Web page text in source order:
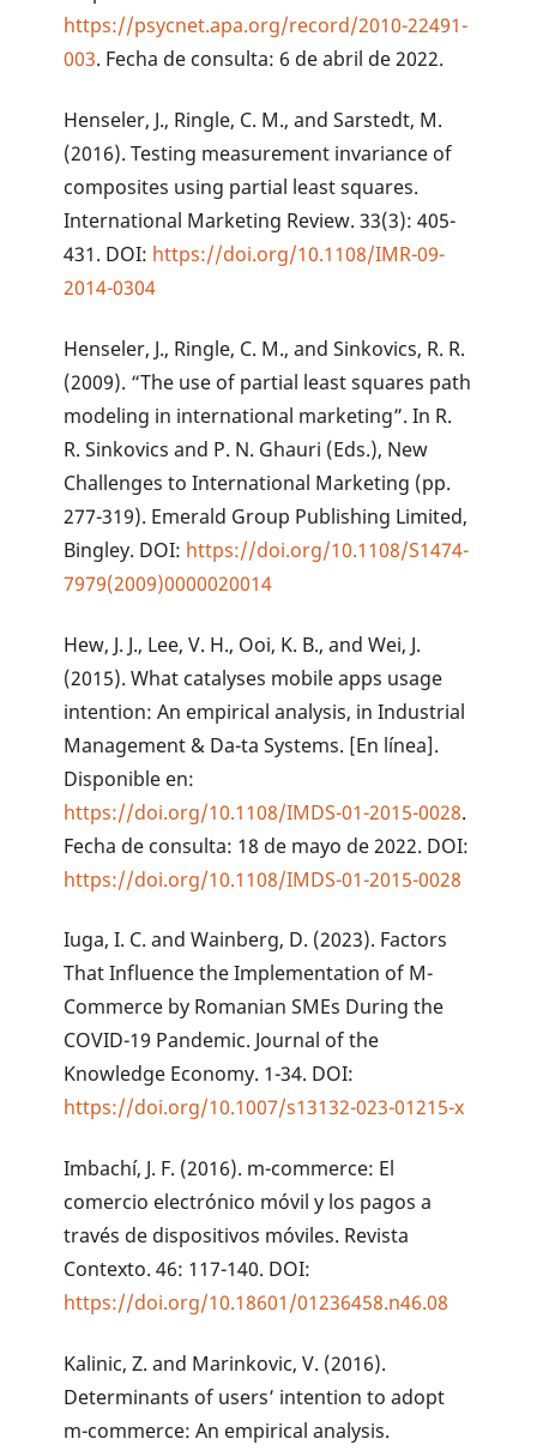
https://psycnet.apa.org/record/2010-22491-
003. Fecha de consulta: 6 de abril de 2022.
Henseler, J., Ringle, C. M., and Sarstedt, M.
(2016). Testing measurement invariance of
composites using partial least squares.
International Marketing Review. 33(3): 405-
431. DOI: https://doi.org/10.1108/IMR-09-
2014-0304
Henseler, J., Ringle, C. M., and Sinkovics, R. R.
(2009). “The use of partial least squares path
modeling in international marketing”. In R.
R. Sinkovics and P. N. Ghauri (Eds.), New
Challenges to International Marketing (pp.
277-319). Emerald Group Publishing Limited,
Bingley. DOI: https://doi.org/10.1108/S1474-
7979(2009)0000020014
Hew, J. J., Lee, V. H., Ooi, K. B., and Wei, J.
(2015). What catalyses mobile apps usage
intention: An empirical analysis, in Industrial
Management & Da-ta Systems. [En línea].
Disponible en:
https://doi.org/10.1108/IMDS-01-2015-0028.
Fecha de consulta: 18 de mayo de 2022. DOI:
https://doi.org/10.1108/IMDS-01-2015-0028
Iuga, I. C. and Wainberg, D. (2023). Factors
That Influence the Implementation of M-
Commerce by Romanian SMEs During the
COVID-19 Pandemic. Journal of the
Knowledge Economy. 1-34. DOI:
https://doi.org/10.1007/s13132-023-01215-x
Imbachí, J. F. (2016). m-commerce: El
comercio electrónico móvil y los pagos a
través de dispositivos móviles. Revista
Contexto. 46: 117-140. DOI:
https://doi.org/10.18601/01236458.n46.08
Kalinic, Z. and Marinkovic, V. (2016).
Determinants of users’ intention to adopt
m-commerce: An empirical analysis.